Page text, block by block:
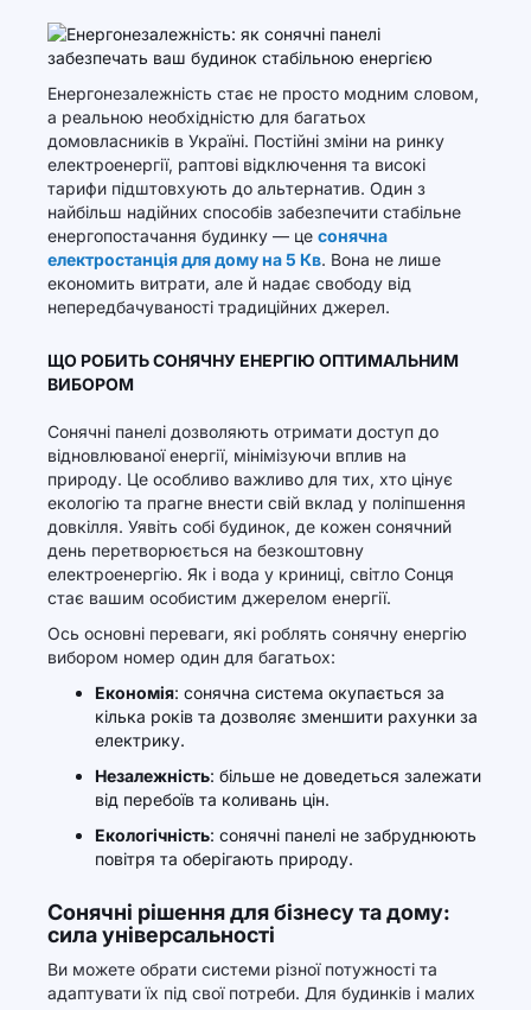
Енергонезалежність стає не просто модним словом,
а реальною необхідністю для багатьох
домовласників в Україні. Постійні зміни на ринку
електроенергії, раптові відключення та високі
тарифи підштовхують до альтернатив. Один з
найбільш надійних способів забезпечити стабільне
енергопостачання будинку — це сонячна
електростанція для дому на 5 Кв. Вона не лише
економить витрати, але й надає свободу від
непередбачуваності традиційних джерел.
ЩО РОБИТЬ СОНЯЧНУ ЕНЕРГІЮ ОПТИМАЛЬНИМ
ВИБОРОМ
Сонячні панелі дозволяють отримати доступ до
відновлюваної енергії, мінімізуючи вплив на
природу. Це особливо важливо для тих, хто цінує
екологію та прагне внести свій вклад у поліпшення
довкілля. Уявіть собі будинок, де кожен сонячний
день перетворюється на безкоштовну
електроенергію. Як і вода у криниці, світло Сонця
стає вашим особистим джерелом енергії.
Ось основні переваги, які роблять сонячну енергію
вибором номер один для багатьох:
Економія: сонячна система окупається за
кілька років та дозволяє зменшити рахунки за
електрику.
Незалежність: більше не доведеться залежати
від перебоїв та коливань цін.
Екологічність: сонячні панелі не забруднюють
повітря та оберігають природу.
Сонячні рішення для бізнесу та дому:
сила універсальності
Ви можете обрати системи різної потужності та
адаптувати їх під свої потреби. Для будинків і малих